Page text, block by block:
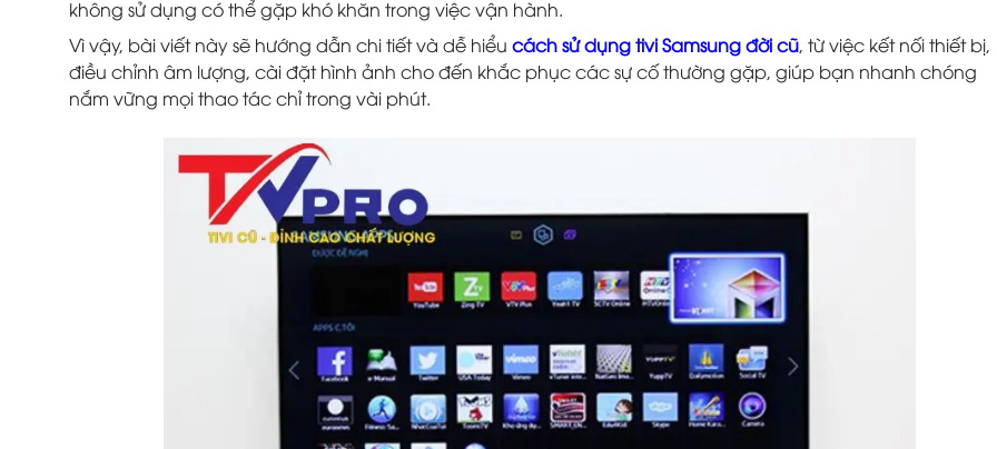
không sử dụng có thể gặp khó khăn trong việc vận hành.
Vì vậy, bài viết này sẽ hướng dẫn chi tiết và dễ hiểu cách sử dụng tivi Samsung đời cũ, từ việc kết nối thiết bị,
điều chỉnh âm lượng, cài đặt hình ảnh cho đến khắc phục các sự cố thường gặp, giúp bạn nhanh chóng
nắm vững mọi thao tác chỉ trong vài phút.